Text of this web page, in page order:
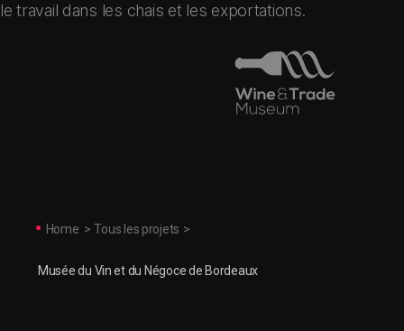
le travail dans les chais et les exportations.
Home > Tous les projets >
Musée du Vin et du Négoce de Bordeaux